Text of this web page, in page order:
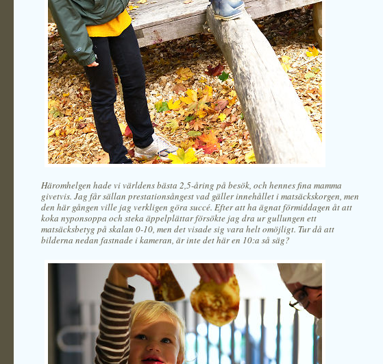
Häromhelgen hade vi världens bästa 2,5-åring på besök, och hennes fina mamma
givetvis. Jag får sällan prestationsångest vad gäller innehållet i matsäckskorgen, men
den här gången ville jag verkligen göra succé. Efter att ha ägnat förmiddagen åt att
koka nyponsoppa och steka äppelplättar försökte jag dra ur gullungen ett
matsäcksbetyg på skalan 0-10, men det visade sig vara helt omöjligt. Tur då att
bilderna nedan fastnade i kameran, är inte det här en 10:a så säg?